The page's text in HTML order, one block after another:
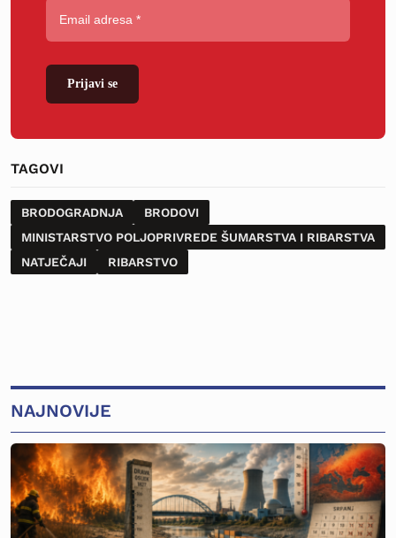
Prijavi se
TAGOVI
BRODOGRADNJA
BRODOVI
MINISTARSTVO POLJOPRIVREDE ŠUMARSTVA I RIBARSTVA
NATJEČAJI
RIBARSTVO
NAJNOVIJE